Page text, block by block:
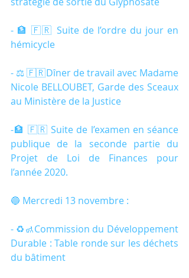
- 🏦 🇫🇷 Suite de l’ordre du jour en
hémicycle
- ⚖️ 🇫🇷Dîner de travail avec Madame
Nicole BELLOUBET, Garde des Sceaux
au Ministère de la Justice
-🏦 🇫🇷 Suite de l’examen en séance
publique de la seconde partie du
Projet de Loi de Finances pour
l’année 2020.
🔵 Mercredi 13 novembre :
- ♻️🚮Commission du Développement
Durable : Table ronde sur les déchets
du bâtiment